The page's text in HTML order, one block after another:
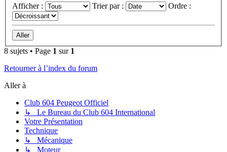
Afficher :
Trier par : Ordre :
8 sujets • Page 1 sur 1
Retourner à l’index du forum
Aller à
Club 604 Peugeot Officiel
↳ Le Bureau du Club 604 International
Votre Présentation
Technique
↳ Mécanique
↳ Moteur